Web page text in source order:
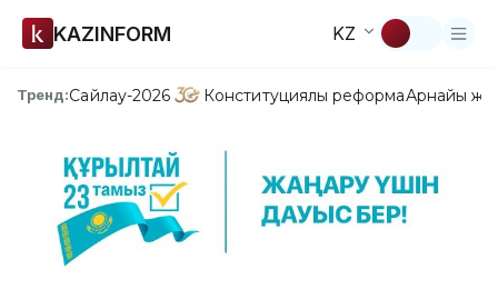
KAZINFORM KZ
Тренд:Сайлау-2026 Конституциялық реформаАрнайы